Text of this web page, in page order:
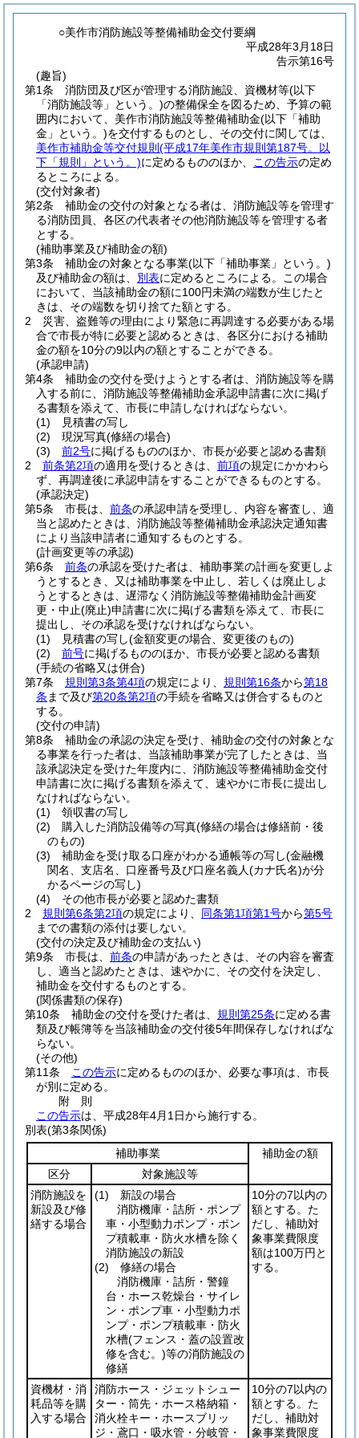
○美作市消防施設等整備補助金交付要綱
平成28年3月18日
告示第16号
(趣旨)
第1条
消防団及び区が管理する消防施設、資機材等(以下
「消防施設等」という。)の整備保全を図るため、予算の範
囲内において、美作市消防施設等整備補助金(以下「補助
金」という。)を交付するものとし、その交付に関しては、
美作市補助金等交付規則 (平成17年美作市規則第187号。以
下「規則」という。)に定めるもののほか、 この告示の定め
るところによる。
(交付対象者)
第2条
補助金の交付の対象となる者は、消防施設等を管理す
る消防団員、各区の代表者その他消防施設等を管理する者
とする。
(補助事業及び補助金の額)
第3条
補助金の対象となる事業(以下「補助事業」という。)
及び補助金の額は、 別表に定めるところによる。
この場合
において、当該補助金の額に100円未満の端数が生じたと
きは、その端数を切り捨てた額とする。
2
災害、盗難等の理由により緊急に再調達する必要がある場
合で市長が特に必要と認めるときは、各区分における補助
金の額を10分の9以内の額とすることができる。
(承認申請)
第4条
補助金の交付を受けようとする者は、消防施設等を購
入する前に、消防施設等整備補助金承認申請書に次に掲げ
る書類を添えて、市長に申請しなければならない。
(1)
見積書の写し
(2)
現況写真(修繕の場合)
(3)
前2号に掲げるもののほか、市長が必要と認める書類
2
前条第2項の適用を受けるときは、 前項の規定にかかわら
ず、再調達後に承認申請をすることができるものとする。
(承認決定)
第5条
市長は、 前条の承認申請を受理し、内容を審査し、適
当と認めたときは、消防施設等整備補助金承認決定通知書
により当該申請者に通知するものとする。
(計画変更等の承認)
第6条
前条の承認を受けた者は、補助事業の計画を変更しよ
うとするとき、又は補助事業を中止し、若しくは廃止しよ
うとするときは、遅滞なく消防施設等整備補助金計画変
更・中止(廃止)申請書に次に掲げる書類を添えて、市長に
提出し、その承認を受けなければならない。
(1)
見積書の写し(金額変更の場合、変更後のもの)
(2)
前号に掲げるもののほか、市長が必要と認める書類
(手続の省略又は併合)
第7条
規則第3条第4項の規定により、 規則第16条から第18
条 まで及び第20条第2項の手続を省略又は併合するものと
する。
(交付の申請)
第8条
補助金の承認の決定を受け、補助金の交付の対象とな
る事業を行った者は、当該補助事業が完了したときは、当
該承認決定を受けた年度内に、消防施設等整備補助金交付
申請書に次に掲げる書類を添えて、速やかに市長に提出し
なければならない。
(1)
領収書の写し
(2)
購入した消防設備等の写真(修繕の場合は修繕前・後
のもの)
(3)
補助金を受け取る口座がわかる通帳等の写し(金融機
関名、支店名、口座番号及び口座名義人(カナ氏名)が分
かるページの写し)
(4)
その他市長が必要と認めた書類
2
規則第6条第2項の規定により、 同条第1項第1号から第5号
までの書類の添付は要しない。
(交付の決定及び補助金の支払い)
第9条
市長は、 前条の申請があったときは、その内容を審査
し、適当と認めたときは、速やかに、その交付を決定し、
補助金を交付するものとする。
(関係書類の保存)
第10条
補助金の交付を受けた者は、 規則第25条に定める書
類及び帳簿等を当該補助金の交付後5年間保存しなければな
らない。
(その他)
第11条
この告示に定めるもののほか、必要な事項は、市長
が別に定める。
附 則
この告示は、平成28年4月1日から施行する。
別表(第3条関係)
補助事業
補助金の額
区分
対象施設等
消防施設を
新設及び修
繕する場合
(1) 新設の場合
消防機庫・詰所・ポンプ
車・小型動力ポンプ・ポン
プ積載車・防火水槽を除く
消防施設の新設
(2) 修繕の場合
消防機庫・詰所・警鐘
台・ホース乾燥台・サイレ
ン・ポンプ車・小型動力ポ
ンプ・ポンプ積載車・防火
水槽(フェンス・蓋の設置改
修を含む。)等の消防施設の
修繕
10分の7以内の
額とする。た
だし、補助対
象事業費限度
額は100万円と
する。
資機材・消
耗品等を購
入する場合
消防ホース・ジェットシュー
ター・筒先・ホース格納箱・
消火栓キー・ホースブリッ
ジ・鳶口・吸水管・分岐管・
10分の7以内の
額とする。た
だし、補助対
象事業費限度